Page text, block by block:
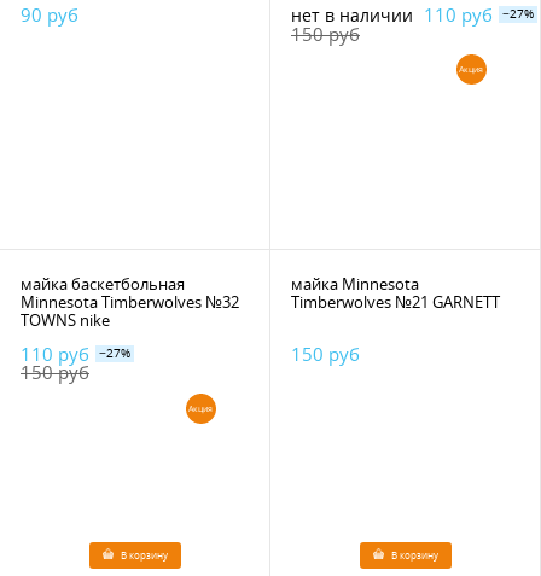
90 руб
нет в наличии
110 руб
150 руб
−27%
Акция
майка баскетбольная
Minnesota Timberwolves №32
TOWNS nike
110 руб
150 руб
−27%
Акция
В корзину
майка Minnesota
Timberwolves №21 GARNETT
150 руб
В корзину